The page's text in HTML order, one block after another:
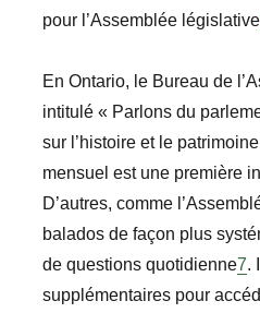
pour l’Assemblée législative
En Ontario, le Bureau de
intitulé « Parlons du
sur l’histoire et le
mensuel est une première
D’autres, comme
balados de façon plus
de questions quotidienne7.
supplémentaires pour